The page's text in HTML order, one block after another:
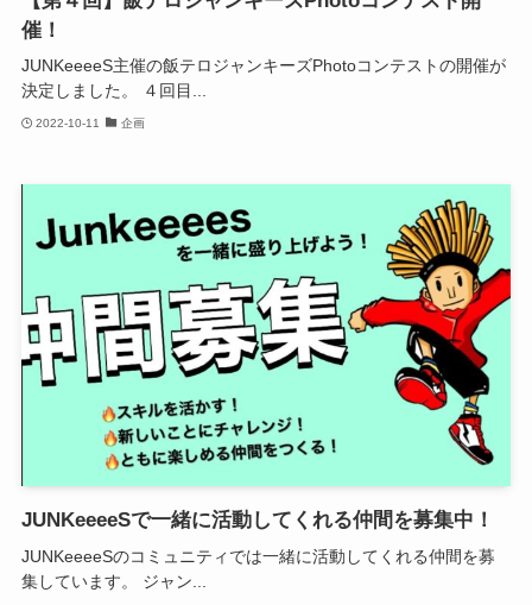
催！
JUNKeeeeS主催の飯テロジャンキーズPhotoコンテストの開催が
決定しました。 ４回目...
2022-10-11 企画
JUNKeeeeSで一緒に活動してくれる仲間を募集中！
JUNKeeeeSのコミュニティでは一緒に活動してくれる仲間を募
集しています。 ジャン...